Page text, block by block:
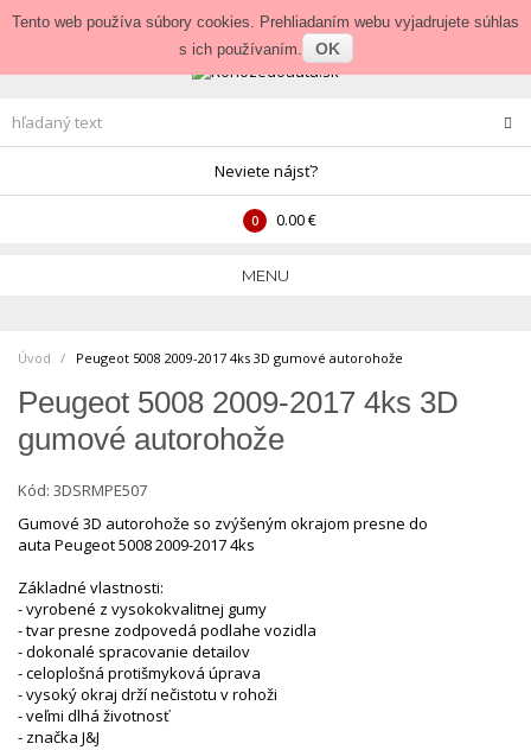
Prihlásenie • Veľkoobchod
Neviete nájsť?
0 0.00 €
MENU
Úvod Peugeot 5008 2009-2017 4ks 3D gumové autorohože
Peugeot 5008 2009-2017 4ks 3D
gumové autorohože
Kód: 3DSRMPE507
Gumové 3D autorohože so zvýšeným okrajom presne do
auta Peugeot 5008 2009-2017 4ks
Základné vlastnosti:
- vyrobené z vysokokvalitnej gumy
- tvar presne zodpovedá podlahe vozidla
- dokonalé spracovanie detailov
- celoplošná protišmyková úprava
- vysoký okraj drží nečistotu v rohoži
- veľmi dlhá životnosť
- značka J&J
Tento web používa súbory cookies. Prehliadaním webu vyjadrujete súhlas
s ich používaním.
OK